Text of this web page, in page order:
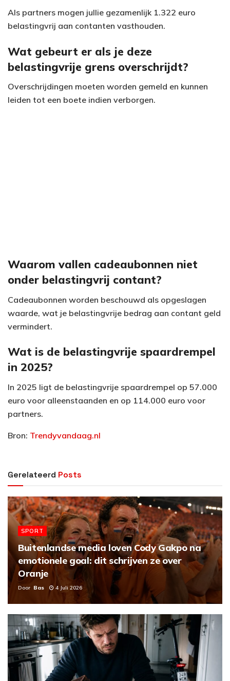
Als partners mogen jullie gezamenlijk 1.322 euro
belastingvrij aan contanten vasthouden.
Wat gebeurt er als je deze
belastingvrije grens overschrijdt?
Overschrijdingen moeten worden gemeld en kunnen
leiden tot een boete indien verborgen.
Waarom vallen cadeaubonnen niet
onder belastingvrij contant?
Cadeaubonnen worden beschouwd als opgeslagen
waarde, wat je belastingvrije bedrag aan contant geld
vermindert.
Wat is de belastingvrije spaardrempel
in 2025?
In 2025 ligt de belastingvrije spaardrempel op 57.000
euro voor alleenstaanden en op 114.000 euro voor
partners.
Bron: Trendyvandaag.nl
Gerelateerd Posts
SPORT
Buitenlandse media loven Cody Gakpo na
emotionele goal: dit schrijven ze over
Oranje
Door Bas 4 Juli 2026